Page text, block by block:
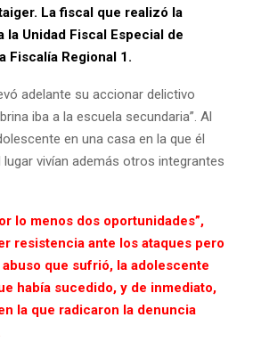
La fiscal que realizó la
Unidad Fiscal Especial de
Fiscalía Regional 1.
adelante su accionar delictivo
iba a la escuela secundaria”. Al
en una casa en la que él
lugar vivían además otros integrantes
lo menos dos oportunidades”,
resistencia ante los ataques pero
que sufrió, la adolescente
había sucedido, y de inmediato,
la que radicaron la denuncia